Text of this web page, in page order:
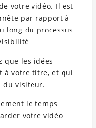
votre vidéo. Il est
par rapport à
long du processus
que les idées
à votre titre, et qui
du visiteur.
le temps
votre vidéo